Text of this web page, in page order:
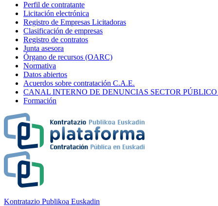
Perfil de contratante
Licitación electrónica
Registro de Empresas Licitadoras
Clasificación de empresas
Registro de contratos
Junta asesora
Órgano de recursos (OARC)
Normativa
Datos abiertos
Acuerdos sobre contratación C.A.E.
CANAL INTERNO DE DENUNCIAS SECTOR
Formación
Kontratazio Publikoa Euskadin